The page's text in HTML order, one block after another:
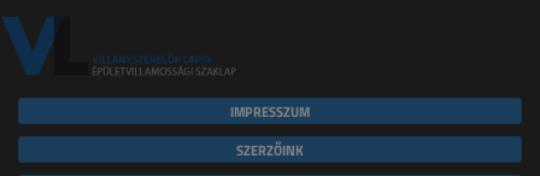
IMPRESSZUM
SZERZŐINK